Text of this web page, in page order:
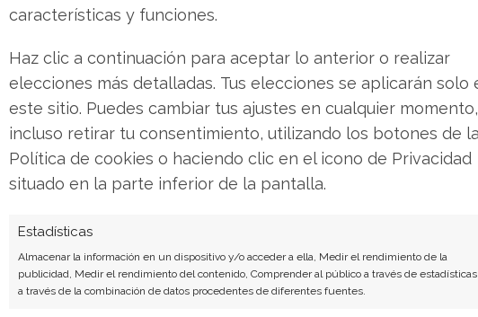
características y funciones.
Haz clic a continuación para aceptar lo anterior o realizar
elecciones más detalladas. Tus elecciones se aplicarán solo
este sitio. Puedes cambiar tus ajustes en cualquier momento,
incluso retirar tu consentimiento, utilizando los botones de la
Política de cookies o haciendo clic en el icono de Privacidad
situado en la parte inferior de la pantalla.
Estadísticas
Almacenar la información en un dispositivo y/o acceder a ella, Medir el rendimiento de la
publicidad, Medir el rendimiento del contenido, Comprender al público a través de estadísticas
a través de la combinación de datos procedentes de diferentes fuentes.
evidencian una demanda exponencial de servicios de
alianza de Amazon con OpenAI, valorada en
el compromiso de la compañía con este sector. En
se ha convertido en el recurso más
puede resultar decisiva.
y ventaja competitiva
dentro de la estrategia más amplia de Estados Unidos
de vanguardia. Las preocupaciones en
y militares chinos impulsan estas medidas